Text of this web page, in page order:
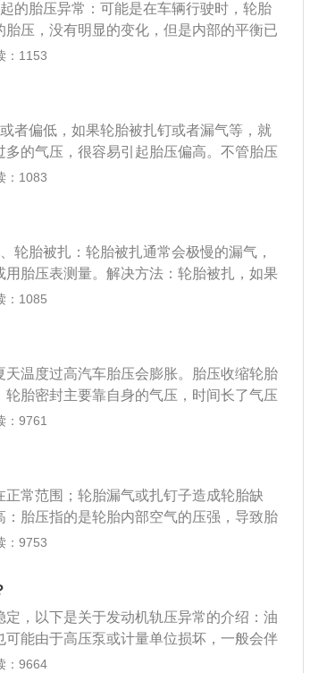
的胎压异常：可能是在车辆行驶时，轮胎
压，没有明显的变化，但是内部的平衡已
补胎。2、轮胎压力传感器故障：当轮胎
。3、季节原因：夏天温度过高，汽车胎
缩，这是正常现象。4、轮胎密封出现问
导致轮胎的密封效果变差，导致少量气压
常。在这种情况下，有必要更换新轮胎。
主近期更换过轮胎，可能是没有重置车辆
导致胎压偏低。如果给轮胎加太多气压或
胎压偏高时，可以选择释放部分气压。如
轮胎或更换全新轮胎。胎压过高或过低的
央花纹加速磨损减少轮胎使用寿命，车身
方向盘变沉，影响驾驶，轮胎容易发热，
外侧容易出现裂缝，加速橡胶老化，加快
：1153
者偏低，如果轮胎被扎钉或者漏气等，就
的气压，很容易引起胎压偏高。不管胎压
；解决方法：需检查胎压偏高或者偏低的
效果变差，使得少量的气压泄漏出去，最
解决方法：需更换轮胎即可；3、胎压传
的碰撞后，很容易引起胎压传感器故障，
胎压传感器即可；4、汽车换胎或者补胎
：需将胎压模块重置即可。汽车胎压监测
，行驶时旋转圈数便会和其他轮胎不同。
：1083
轮胎被扎：轮胎被扎通常会极慢的漏气，
胎压表测量。解决方法：轮胎被扎，如果
修点更换轮胎；如果被扎的较为严重，则
最高气压不应大于3.5bar。所以当有轮胎胎
方法：胎压过高，应注意车辆的标准胎
胎压过高导致爆胎、侧翻等事故。3、低
过低，高速运转使胎温升高，进而引起胎
应及时停车休息或更换备胎。解决方法：
缓行驶节奏，保护轮胎。4、久未加气的
低，此时胎压监测就会报警。解决方法：
胎压，对过低的胎压进行充气。5、胎压
坏胎压传感器，也会导致胎压故障灯亮
器。6、轮胎胎压不一致：轮胎胎压不一
压系统设置的胎压值是2.2bar，可能跑一
亮起。这是因为轮胎中加入的是氧气，容
况下，就会让胎压变得不一致。解决方
：1085
温度过高汽车胎压会膨胀。胎压收缩轮胎
胎密封主要靠自身的气压，时间长了气压
磨损，胎压过低胎面两边会过度磨损，这
尽，轮胎的胎压是汽车的血压，胎压的高
。
：9761
常范围；轮胎漏气或扎钉子造成轮胎缺
胎压指的是轮胎内部空气的压强，导致胎
过低；长时间高速开车胎压过高，可以停
汽车胎压收缩轮胎本身原因，轮胎密封主
会气压泄露。
：9753
，以下是关于发动机轨压异常的介绍：油
能由于高压泵或计量单位损坏，一般会伴
不畅使高压部分的油进入油轨，导致压力
：9664